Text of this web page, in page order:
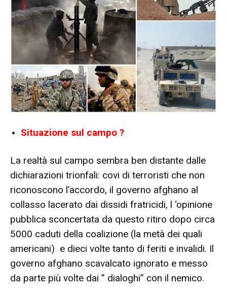
Situazione sul campo ?
La realtà sul campo sembra ben distante dalle
dichiarazioni trionfali: covi di terroristi che non
riconoscono l’accordo, il governo afghano al
collasso lacerato dai dissidi fratricidi, l ‘opinione
pubblica sconcertata da questo ritiro dopo circa
5000 caduti della coalizione (la metà dei quali
americani) e dieci volte tanto di feriti e invalidi. Il
governo afghano scavalcato ignorato e messo
da parte più volte dai ” dialoghi” con il nemico.